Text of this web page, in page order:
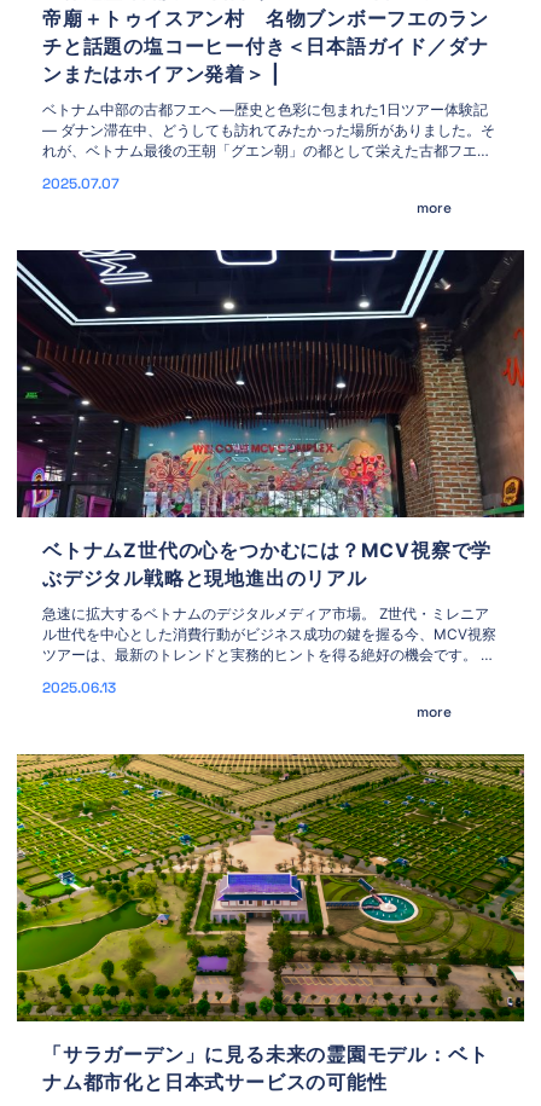
帝廟＋トゥイスアン村 名物ブンボーフエのラン
チと話題の塩コーヒー付き＜日本語ガイド／ダナ
ンまたはホイアン発着＞ |
ベトナム中部の古都フエへ —歴史と色彩に包まれた1日ツアー体験記
— ダナン滞在中、どうしても訪れてみたかった場所がありました。そ
れが、ベトナム最後の王朝「グエン朝」の都として栄えた古都フエ。
朝7時、ダナン市内のホテルにガイドさんが笑顔でお迎えに。車に乗
り込むと、旅の始まりにふさわしい爽やかな空気と、期待感がじわじ
2025.07.07
more
ベトナムZ世代の心をつかむには？MCV視察で学
ぶデジタル戦略と現地進出のリアル
急速に拡大するベトナムのデジタルメディア市場。 Z世代・ミレニア
ル世代を中心とした消費行動がビジネス成功の鍵を握る今、MCV視察
ツアーは、最新のトレンドと実務的ヒントを得る絶好の機会です。 🌏
ビ・YouTube・TikTok・Facebookなどの**マルチチャネルネットワ
2025.06.13
more
「サラガーデン」に見る未来の霊園モデル：ベト
ナム都市化と日本式サービスの可能性